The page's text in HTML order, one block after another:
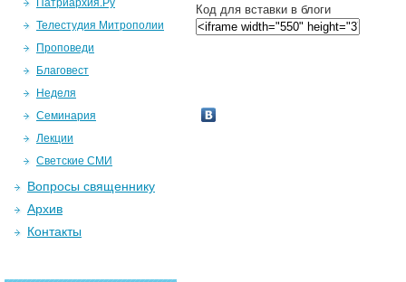
Код для вставки в блоги
Патриархия.Ру
Телестудия Митрополии
Проповеди
Благовест
Неделя
Семинария
Лекции
Светские СМИ
Вопросы священнику
Архив
Контакты